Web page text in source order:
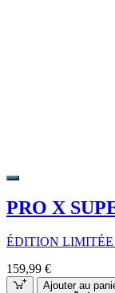
PRO X
ÉDITION LIMITÉE
159,99 €
Ajouter au